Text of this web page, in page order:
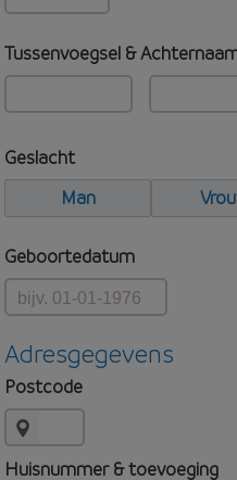
Tussenvoegsel &
Geslacht
Man
Geboortedatum
Adresgegevens
Postcode
Huisnummer & toevoeging